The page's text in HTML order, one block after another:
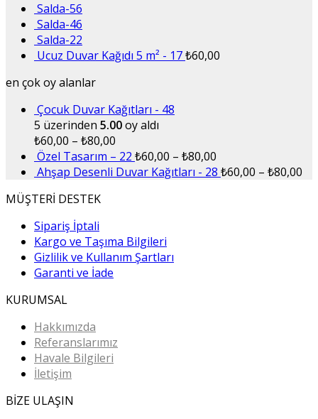
Salda-56
Salda-46
Salda-22
Ucuz Duvar Kağıdı 5 m² - 17₺60,00
en çok oy alanlar
Çocuk Duvar Kağıtları - 48
5 üzerinden 5.00oy aldı
₺60,00 – ₺80,00
Özel Tasarım – 22 ₺60,00 – ₺80,00
Ahşap Desenli Duvar Kağıtları - 28 ₺60,00 – ₺80,00
MÜŞTERİ DESTEK
Sipariş İptali
Kargo ve Taşıma Bilgileri
Gizlilik ve Kullanım Şartları
Garanti ve İade
KURUMSAL
Hakkımızda
Referanslarımız
Havale Bilgileri
İletişim
BİZE ULAŞIN